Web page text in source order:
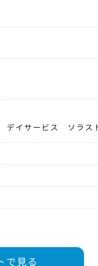
デイサービス ソラス
で見る